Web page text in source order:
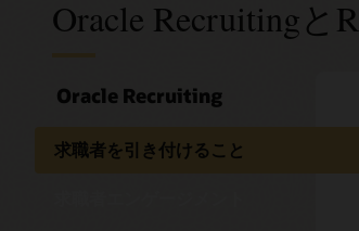
Oracle Recruitingと
Oracle Recruiting
求職者を引き付けること